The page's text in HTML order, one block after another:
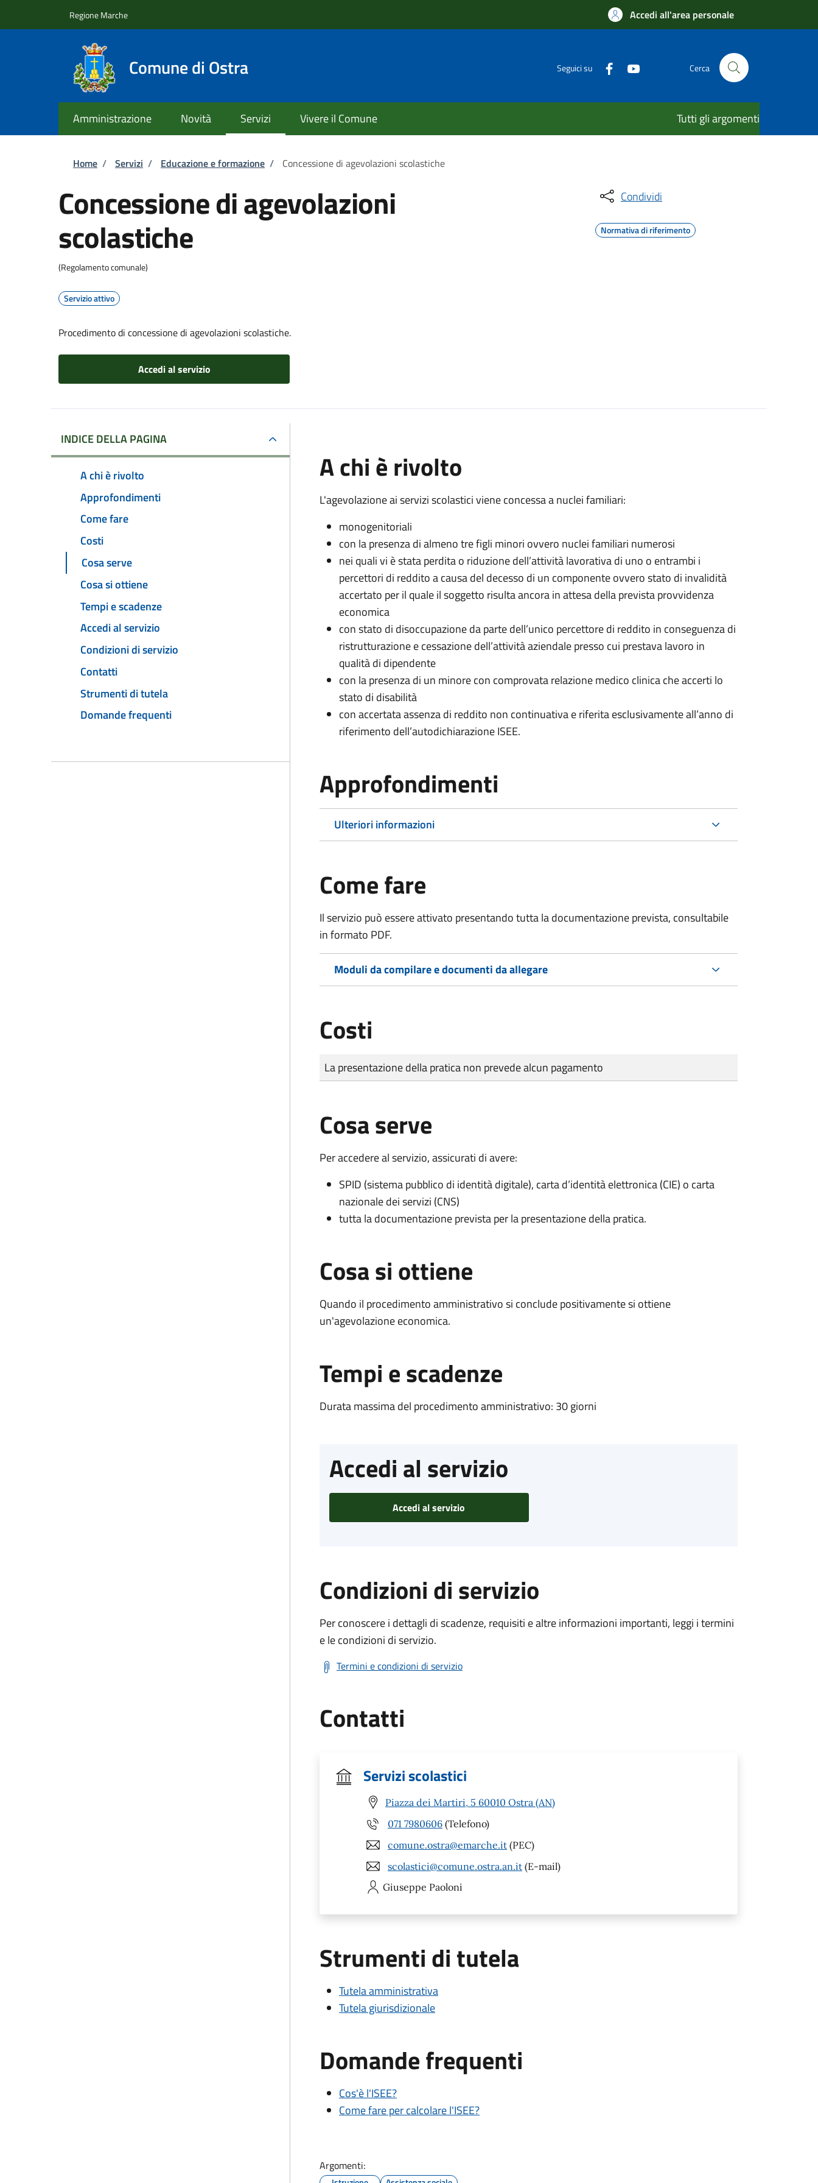
Regione Marche Accedi all'area personale
Comune di Ostra Seguici su Cerca
Amministrazione Novità Servizi Vivere il Comune Tutti gli argomenti
Briciole di pane
Home / Servizi / Educazione e formazione / Concessione di agevolazioni scolastiche
Concessione di agevolazioni
scolastiche
(Regolamento comunale)
Servizio attivo
Procedimento di concessione di agevolazioni scolastiche.
Accedi al servizio
Condividi
Normativa di riferimento
INDICE DELLA PAGINA
A chi è rivolto
Approfondimenti
Come fare
Costi
Cosa serve
Cosa si ottiene
Tempi e scadenze
Accedi al servizio
Condizioni di servizio
Contatti
Strumenti di tutela
Domande frequenti
A chi è rivolto
L'agevolazione ai servizi scolastici viene concessa a nuclei familiari:
monogenitoriali
con la presenza di almeno tre figli minori ovvero nuclei familiari numerosi
nei quali vi è stata perdita o riduzione dell’attività lavorativa di uno o entrambi i
percettori di reddito a causa del decesso di un componente ovvero stato di invalidità
accertato per il quale il soggetto risulta ancora in attesa della prevista provvidenza
economica
con stato di disoccupazione da parte dell’unico percettore di reddito in conseguenza di
ristrutturazione e cessazione dell’attività aziendale presso cui prestava lavoro in
qualità di dipendente
con la presenza di un minore con comprovata relazione medico clinica che accerti lo
stato di disabilità
con accertata assenza di reddito non continuativa e riferita esclusivamente all’anno di
riferimento dell’autodichiarazione ISEE.
Approfondimenti
Ulteriori informazioni
Come fare
Il servizio può essere attivato presentando tutta la documentazione prevista, consultabile
in formato PDF.
Moduli da compilare e documenti da allegare
Costi
Tipo di pagamento
Importo
La presentazione della pratica non prevede alcun pagamento
Cosa serve
Per accedere al servizio, assicurati di avere:
SPID (sistema pubblico di identità digitale), carta d’identità elettronica (CIE) o carta
nazionale dei servizi (CNS)
tutta la documentazione prevista per la presentazione della pratica.
Cosa si ottiene
Quando il procedimento amministrativo si conclude positivamente si ottiene
un'agevolazione economica.
Tempi e scadenze
Durata massima del procedimento amministrativo: 30 giorni
Accedi al servizio
Accedi al servizio
Condizioni di servizio
Per conoscere i dettagli di scadenze, requisiti e altre informazioni importanti, leggi i termini
e le condizioni di servizio.
Termini e condizioni di servizio
Contatti
Servizi scolastici
Piazza dei Martiri, 5 60010 Ostra (AN)
071 7980606 (Telefono)
comune.ostra@emarche.it (PEC)
scolastici@comune.ostra.an.it (E-mail)
Giuseppe Paoloni
Strumenti di tutela
Tutela amministrativa
Tutela giurisdizionale
Domande frequenti
Cos'è l'ISEE?
Come fare per calcolare l'ISEE?
Argomenti: